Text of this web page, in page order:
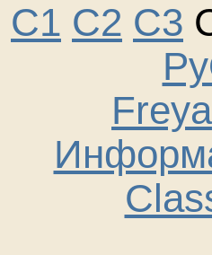
C1 C2 C3
Freya